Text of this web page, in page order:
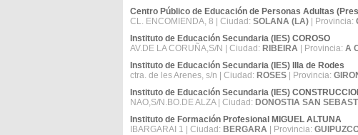
Centro Público de Educación de Personas Adultas
CL. ENCOMIENDA, 8 | Ciudad: SOLANA (LA) | Provincia:
Instituto de Educación Secundaria (IES) COROSO
AV.DE LA CORUÑA,S/N | Ciudad: RIBEIRA | Provincia: A
Instituto de Educación Secundaria (IES) Illa de Rodes
ctra. de les Arenes, s/n | Ciudad: ROSES | Provincia:
Instituto de Educación Secundaria (IES)
NAO,S/N.BO.DE ALZA | Ciudad: DONOSTIA SAN
Instituto de Formación Profesional MIGUEL ALTUNA
IBARGARAI 1 | Ciudad: BERGARA | Provincia: